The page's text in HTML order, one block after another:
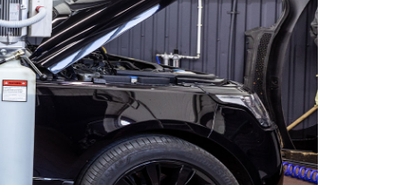
автомобилей с соблюдением